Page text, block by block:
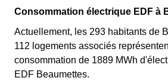
Consommation électrique EDF à
Actuellement, les 293 habitants de
112 logements associés
consommation de 1889 MWh
EDF Beaumettes.